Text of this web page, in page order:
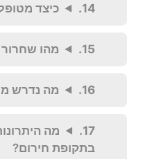
כיצד
מהו שחרור
מה נדרש
מה
בתקופת חירום?